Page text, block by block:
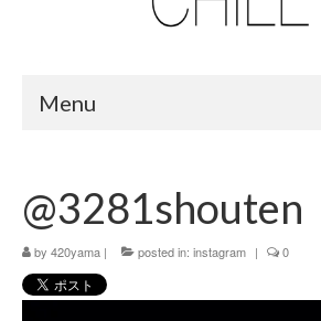
Menu
420 shibuya_info
420 shibuya_access
420 shibuya_shop
@3281shouten
by 420yama | posted in: instagram | 0